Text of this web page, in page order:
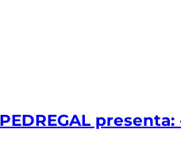
PEDREGAL